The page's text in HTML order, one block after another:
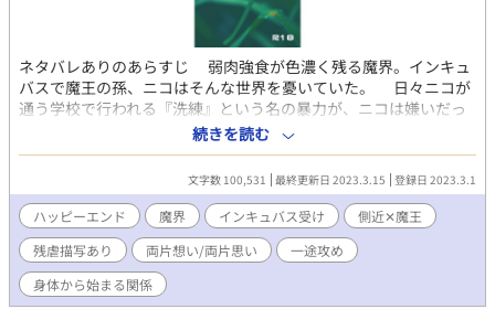
ネタバレありのあらすじ 弱肉強食が色濃く残る魔界。インキュ
バスで魔王の孫、ニコはそんな世界を憂いていた。 日々ニコが
通う学校で行われる『洗練』という名の暴力が、ニコは嫌いだっ
た。自分は奇跡的に授かった命、そのおかげで殺しが嫌いなニコ
は、暴力で殺される魔族を一人でも救おうと人間を真似して風紀
委員を始める。 しかし、そこで現れたのは『洗礼』を好んで行
うバーヤーンという青年。彼の目に余る行為を止めているうち
に、彼にもそれなりの矜持があることに気付く。 どうしても
『洗礼』をして成り上がりたいバーヤーンと、『洗礼』を止めさ
せたいニコ。二人は対立しつつも、お互いの矜持が似ていること
に気付いていく。それは、大切なひとを守りたい、というものだ
った。 ところがある日、バーヤーンの家族が奪われ彼は暴走状
続きを読む
文字数 100,531 最終更新日 2023.3.15 登録日 2023.3.1
ハッピーエンド 魔界 インキュバス受け
側近‪✕‬魔王
残虐描写あり
両片想い/両片思い
一途攻め
身体から始まる関係